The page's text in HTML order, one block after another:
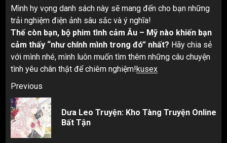
Mình hy vọng danh sách này sẽ mang đến cho bạn những
trải nghiệm điện ảnh sâu sắc và ý nghĩa!
Thế còn bạn, bộ phim tình cảm Âu – Mỹ nào khiến bạn
cảm thấy “như chính mình trong đó” nhất? Hãy chia sẻ
với mình nhé, mình luôn muốn tìm thêm những câu chuyện
tình yêu chân thật để chiêm nghiệm!kusex
Post
navigation
Previous
Dưa Leo Truyện: Kho Tàng Truyện Online
Bất Tận